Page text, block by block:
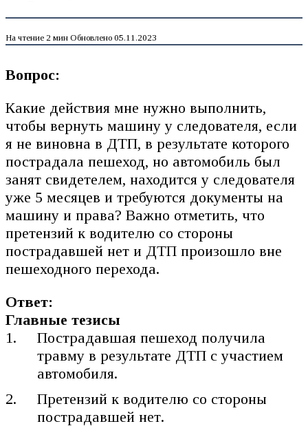
На чтение 2 мин Обновлено 05.11.2023
Вопрос:
Какие действия мне нужно выполнить,
чтобы вернуть машину у следователя, если
я не виновна в ДТП, в результате которого
пострадала пешеход, но автомобиль был
занят свидетелем, находится у следователя
уже 5 месяцев и требуются документы на
машину и права? Важно отметить, что
претензий к водителю со стороны
пострадавшей нет и ДТП произошло вне
пешеходного перехода.
Ответ:
Главные тезисы
Пострадавшая пешеход получила
травму в результате ДТП с участием
автомобиля.
Претензий к водителю со стороны
пострадавшей нет.